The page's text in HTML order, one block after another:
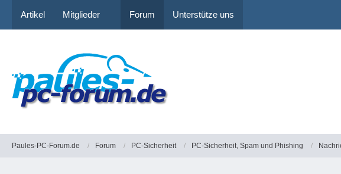
Artikel Mitglieder Forum Unterstütze uns
Paules-PC-Forum.de Forum PC-Sicherheit PC-Sicherheit, Spam und Phishing